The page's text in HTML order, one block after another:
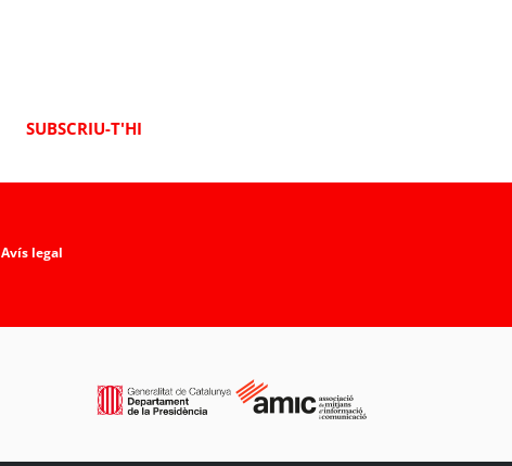
SUBSCRIU-T'HI
Avís legal